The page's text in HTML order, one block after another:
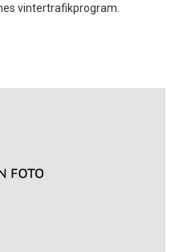
vintertrafikprogram.